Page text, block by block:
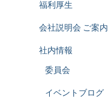
福利厚生
会社説明会 ご案内
社内情報
委員会
イベントブログ